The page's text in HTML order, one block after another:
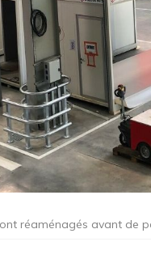
réaménagés avant de